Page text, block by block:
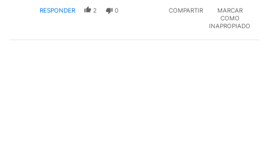
RESPONDER 2 0 COMPARTIR
MARCAR
COMO
INAPROPIADO